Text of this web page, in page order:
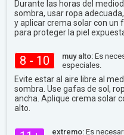
Durante las horas del
sombra, usar ropa
y aplicar crema solar con
para proteger la piel
8 - 10 muy alto: Es
especiales.
Evite estar al aire libre al
sombra. Use gafas de sol,
ancha. Aplique crema solar
alto.
extremo: Es